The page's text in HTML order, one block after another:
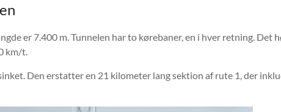
er 7.400 m. Tunnelen har to kørebaner, en i hver retning. Det
km/t.
Den erstatter en 21 kilometer lang sektion af rute 1, der